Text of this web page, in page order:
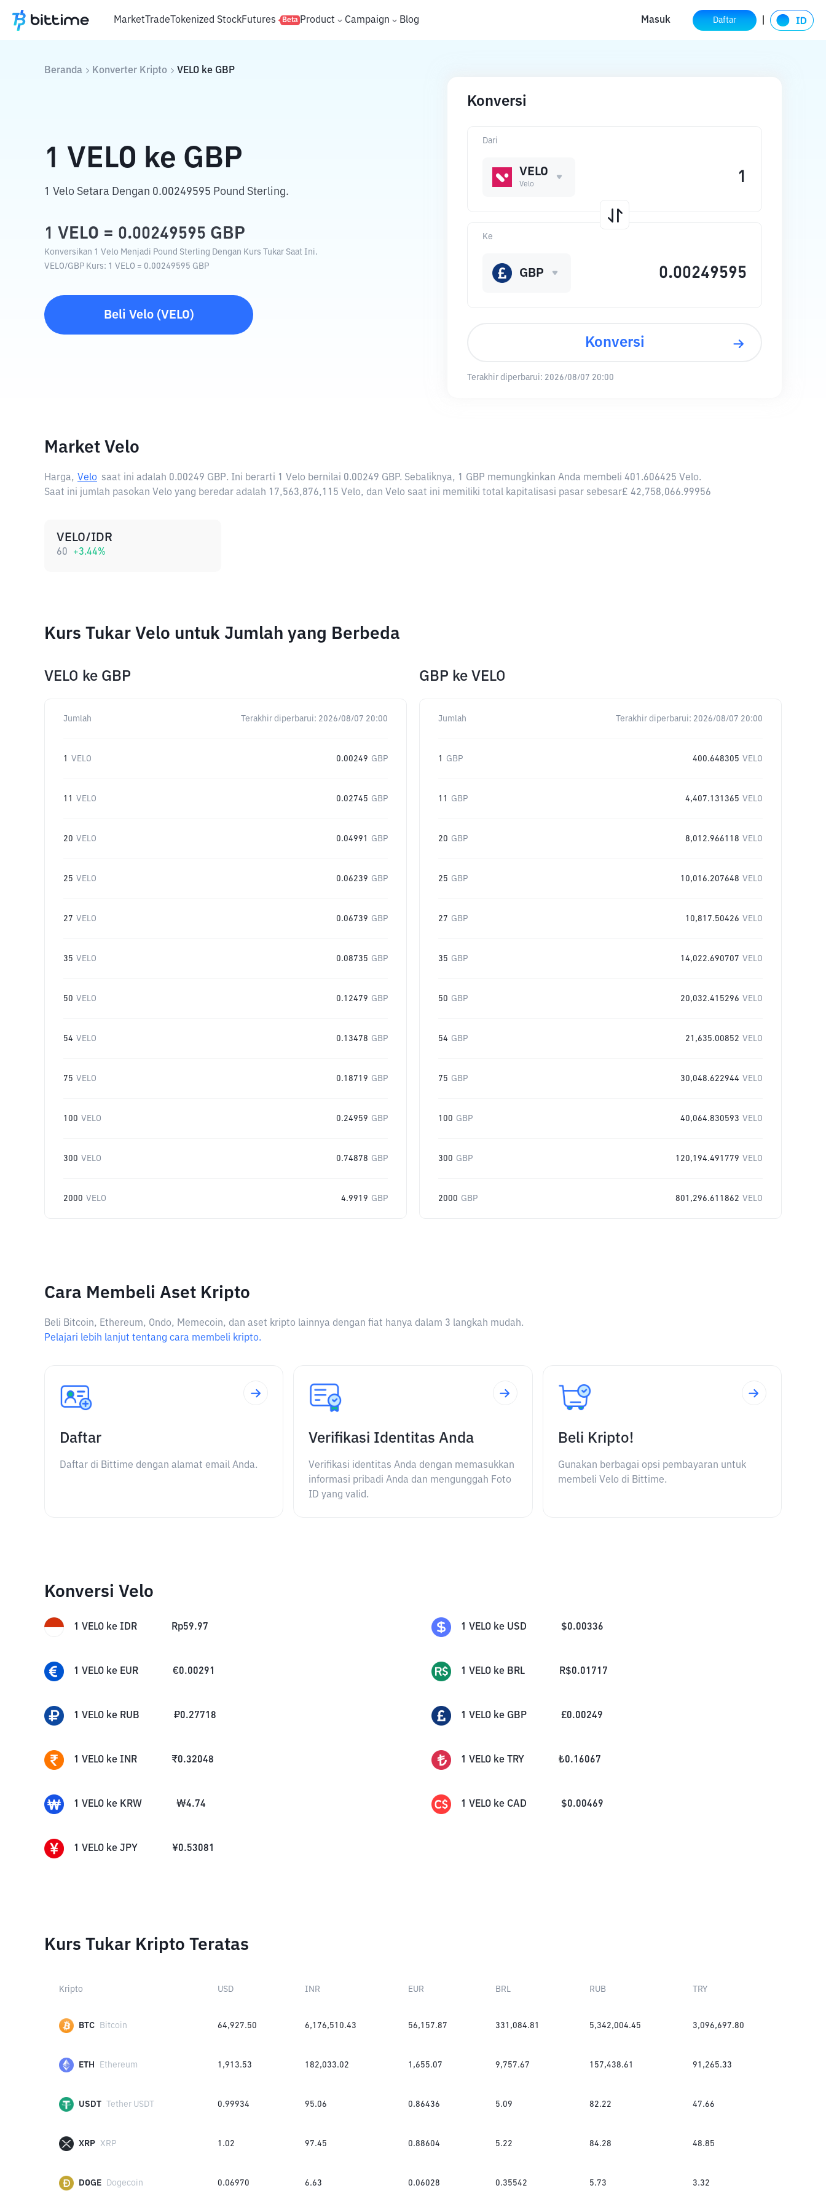
MarketTradeTokenized StockFutures Beta Product Campaign Blog Masuk Daftar
Beranda Konverter Kripto VELO ke GBP
1 VELO ke GBP
1 Velo Setara Dengan 0.00249595 Pound Sterling.
1 VELO = 0.00249595 GBP
Konversikan 1 Velo Menjadi Pound Sterling Dengan Kurs Tukar Saat Ini.
VELO/GBP Kurs: 1 VELO = 0.00249595 GBP
Beli Velo(VELO)
Konversi
Dari
VELO
Velo
Ke
GBP
Konversi
Terakhir diperbarui: 2026/08/07 20:00
Market Velo
Harga, Velo saat ini adalah 0.00249 GBP. Ini berarti 1 Velo bernilai 0.00249 GBP. Sebaliknya, 1 GBP memungkinkan Anda membeli 401.606425 Velo.
Saat ini jumlah pasokan Velo yang beredar adalah 17,563,876,115 Velo, dan Velo saat ini memiliki total kapitalisasi pasar sebesar£ 42,758,066.99956
VELO/IDR
60 +3.44%
Kurs Tukar Velo untuk Jumlah yang Berbeda
VELO ke GBP
Jumlah Terakhir diperbarui: 2026/08/07 20:00
1 VELO 0.00249 GBP
11 VELO 0.02745 GBP
20 VELO 0.04991 GBP
25 VELO 0.06239 GBP
27 VELO 0.06739 GBP
35 VELO 0.08735 GBP
50 VELO 0.12479 GBP
54 VELO 0.13478 GBP
75 VELO 0.18719 GBP
100 VELO 0.24959 GBP
300 VELO 0.74878 GBP
2000 VELO 4.9919 GBP
GBP ke VELO
Jumlah Terakhir diperbarui: 2026/08/07 20:00
1 GBP 400.648305 VELO
11 GBP 4,407.131365 VELO
20 GBP 8,012.966118 VELO
25 GBP 10,016.207648 VELO
27 GBP 10,817.50426 VELO
35 GBP 14,022.690707 VELO
50 GBP 20,032.415296 VELO
54 GBP 21,635.00852 VELO
75 GBP 30,048.622944 VELO
100 GBP 40,064.830593 VELO
300 GBP 120,194.491779 VELO
2000 GBP 801,296.611862 VELO
Cara Membeli Aset Kripto
Beli Bitcoin, Ethereum, Ondo, Memecoin, dan aset kripto lainnya dengan fiat hanya dalam 3 langkah mudah.
Pelajari lebih lanjut tentang cara membeli kripto.
Daftar
Daftar di Bittime dengan alamat email Anda.
Verifikasi Identitas Anda
Verifikasi identitas Anda dengan memasukkan
informasi pribadi Anda dan mengunggah Foto
ID yang valid.
Beli Kripto!
Gunakan berbagai opsi pembayaran untuk
membeli Velo di Bittime.
Konversi Velo
1 VELO ke IDR Rp59.97 1 VELO ke USD $0.00336
1 VELO ke EUR €0.00291 1 VELO ke BRL R$0.01717
1 VELO ke RUB ₽0.27718 1 VELO ke GBP £0.00249
1 VELO ke INR ₹0.32048 1 VELO ke TRY ₺0.16067
1 VELO ke KRW ₩4.74 1 VELO ke CAD $0.00469
1 VELO ke JPY ¥0.53081
Kurs Tukar Kripto Teratas
Kripto USD INR EUR BRL RUB TRY
BTC Bitcoin 64,927.50 6,176,510.43 56,157.87 331,084.81 5,342,004.45 3,096,697.80
ETH Ethereum 1,913.53 182,033.02 1,655.07 9,757.67 157,438.61 91,265.33
USDT Tether USDT 0.99934 95.06 0.86436 5.09 82.22 47.66
XRP XRP 1.02 97.45 0.88604 5.22 84.28 48.85
DOGE Dogecoin 0.06970 6.63 0.06028 0.35542 5.73 3.32